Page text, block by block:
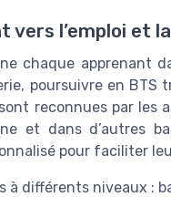
vers l’emploi et
chaque
poursuivre en
reconnues par les
et dans d’autres
pour faciliter
à différents niveaux :